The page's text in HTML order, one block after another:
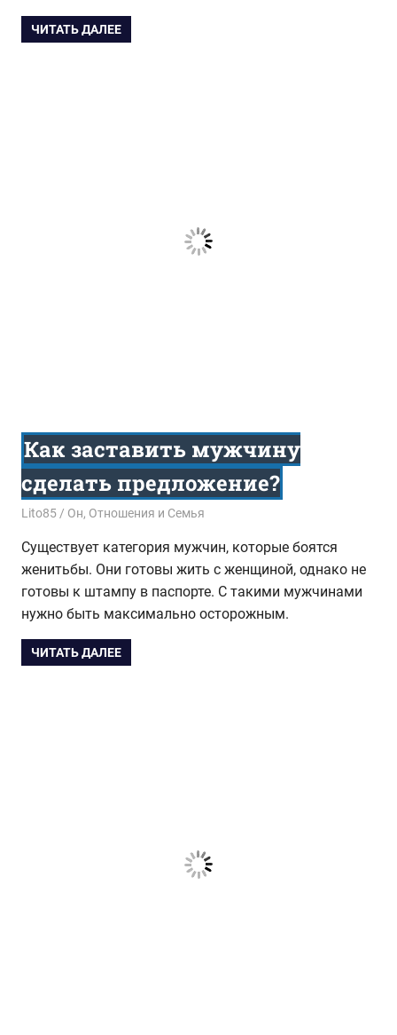
ЧИТАТЬ ДАЛЕЕ
Как заставить мужчину
сделать предложение?
18.08.2017
Lito85 Он, Отношения и Семья
Существует категория мужчин, которые боятся
женитьбы. Они готовы жить с женщиной, однако не
готовы к штампу в паспорте. С такими мужчинами
нужно быть максимально осторожным.
ЧИТАТЬ ДАЛЕЕ